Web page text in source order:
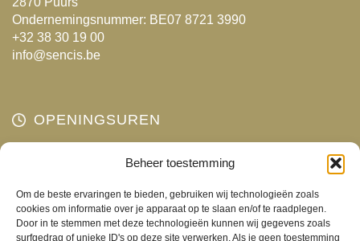
Beheer toestemming
Om de beste ervaringen te bieden, gebruiken wij technologieën zoals
cookies om informatie over je apparaat op te slaan en/of te raadplegen.
Door in te stemmen met deze technologieën kunnen wij gegevens zoals
surfgedrag of unieke ID's op deze site verwerken. Als je geen toestemming
Ondernemingsnummer: BE07 8721 3990
+32 38 30 19 00
info@sencis.be
OPENINGSUREN
Gesloten
Woensdag
10:00 - 18:00
Donderdag
10:00 - 18:00